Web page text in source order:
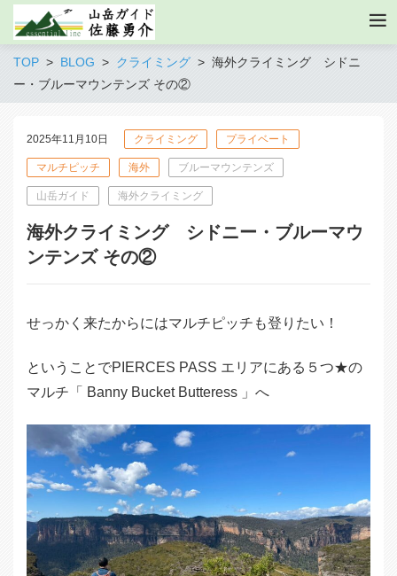
TOP BLOG クライミング
海外クライミング シドニ
ー・ブルーマウンテンズ その②
2025年11月10日 クライミング プライベート
マルチピッチ 海外 ブルーマウンテンズ
山岳ガイド 海外クライミング
海外クライミング シドニー・ブルーマウ
ンテンズ その②
せっかく来たからにはマルチピッチも登りたい！
ということでPIERCES PASS エリアにある５つ★の
マルチ「 Banny Bucket Butteress 」へ